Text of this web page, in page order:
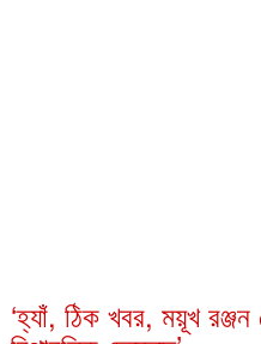
‘হ্যাঁ, ঠিক খবর, ময়ূখ